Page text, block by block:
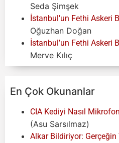
Seda Şimşek
İstanbul’un Fethi Askeri
Oğuzhan Doğan
İstanbul’un Fethi Askeri
Merve Kılıç
En Çok Okunanlar
CIA Kediyi Nasıl
(Asu Sarsılmaz)
Alkar Bildiriyor: Gerçeğin